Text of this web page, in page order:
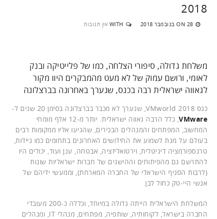
2018
ON 28 בנובמבר 2018 WITH אין תגובות
משלחת גדולה, סיפורי הצלחה, כמו של פלייטיקה ובנק
לאומי, ורושם עמוק של לא מעט מהמבקרים היוו מקור
לגאווה ישראלית רבה בכנס, שנערך באחרונה בברצלונה
כנס VMworld 2018, שנערך לא מכבר בברצלונה בסימן 20 שנים ל-
VMware
, כלל הרבה גאווה ישראלית. יותר מ-12 אלף מומחי
המחשוב, המפתחים והמנהלים הבכירים, שהגיעו אליו ממקומות רבים
בעולם על מנת לשמוע את החידושים האחרונים בתחומים כמו ניידות,
טרנספורמציה דיגיטלית, וירטואליזציה, אבטחה, ענן ועוד, יכולים היו
להתרשם גם מהפיתוחים וההישגים של חברות ישראליות שונות
(לרבות הסניף הישראלי של החברה המארחת), וממעשי ידיהם של
אנשי היי-טק כחול לבן.
המשלחת הישראלית הייתה גדולה במיוחד, וכללה כ-200 מעובדי
החברה בישראל, לקוחותיה, שותפיה, מפתחים, מנהלי IT, ומנהלים